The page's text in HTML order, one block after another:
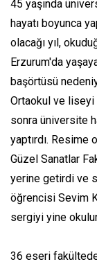
45 yaşında
hayatı boyunca
olacağı yıl,
Erzurum'da
başörtüsü
Ortaokul ve liseyi
sonra üniversite
yaptırdı.
Güzel Sanatlar
yerine getirdi ve
öğrencisi Sevim
sergiyi yine
36 eseri